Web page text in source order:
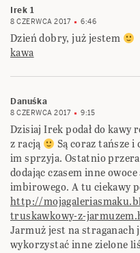
Irek 1
8 CZERWCA 2017 6:46
Dzień dobry, już jestem
kawa
Danuśka
8 CZERWCA 2017 9:15
Dzisiaj Irek podał do kawy
z racją
Są coraz tańsze
im sprzyja. Ostatnio
dodając czasem inne
imbirowego. A tu ciekawy
http://
truskawkowy-z-
Jarmuż jest na straganach
wykorzystać inne zielone